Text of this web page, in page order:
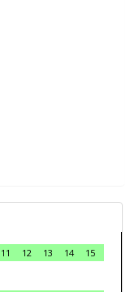
11 12 13 14
15